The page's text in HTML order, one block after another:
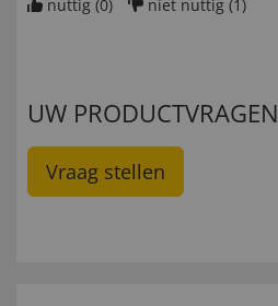
nuttig (0) niet nuttig (1)
UW PRODUCTVRAGEN
Vraag stellen